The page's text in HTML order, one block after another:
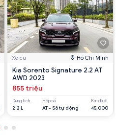
Xe cũ Hồ Chí Minh
Kia Sorento Signature 2.2 AT
AWD 2023
855 triệu
Dung tích
2.2 L
Hộp số
AT - Số tự động
Km đã đi
45,000